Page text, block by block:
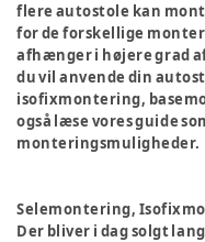
flere autostole kan
for de forskellige
afhænger i højere grad
du vil anvende din
isofixmontering,
også læse vores guide
monteringsmuligheder.
Selemontering,
Der bliver i dag solgt